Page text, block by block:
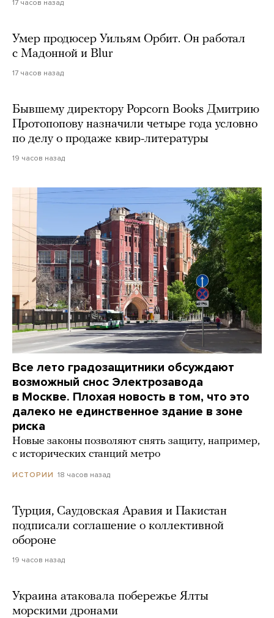
17 часов назад
Умер продюсер Уильям Орбит. Он работал
с Мадонной и Blur
17 часов назад
Бывшему директору Popcorn Books Дмитрию
Протопопову назначили четыре года условно
по делу о продаже квир-литературы
19 часов назад
Все лето градозащитники обсуждают
возможный снос Электрозавода
в Москве. Плохая новость в том, что это
далеко не единственное здание в зоне
риска
Новые законы позволяют снять защиту, например,
с исторических станций метро
ИСТОРИИ 18 часов назад
Турция, Саудовская Аравия и Пакистан
подписали соглашение о коллективной
обороне
19 часов назад
Украина атаковала побережье Ялты
морскими дронами